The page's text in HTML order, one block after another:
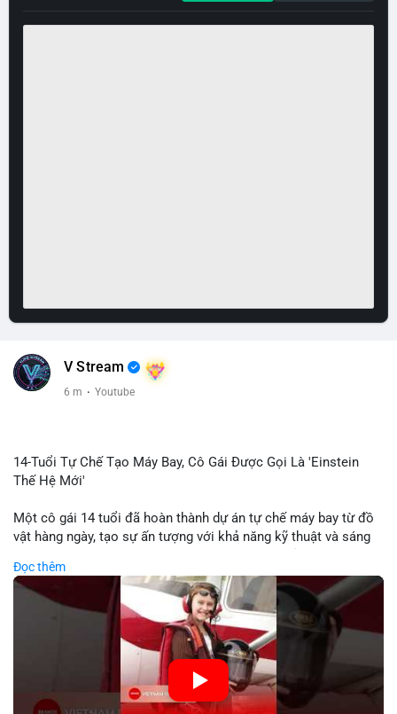
V Stream
6 m · Youtube
14-Tuổi Tự Chế Tạo Máy Bay, Cô Gái Được Gọi Là 'Einstein
Thế Hệ Mới'
Một cô gái 14 tuổi đã hoàn thành dự án tự chế máy bay từ đồ
vật hàng ngày, tạo sự ấn tượng với khả năng kỹ thuật và sáng
trình cô girl thiết kế, sản xuất và thử nghiệm máy bay, được
nhiều người so sánh với trí tuệ của Einstein. Thành tựu này
không chỉ thể hiện khả năng học tập nhanh chóng mà còn thể
hiện tiềm năng của thế hệ trẻ trong lĩnh vực công nghệ. Mặc dù
chưa liên quan trực tiếp đến tài chính hoặc crypto, sự phát
triển của công nghệ mới thường tạo cơ hội đầu tư hoặc ứng
dụng trong các lĩnh vực số hóa.
Đọc thêm